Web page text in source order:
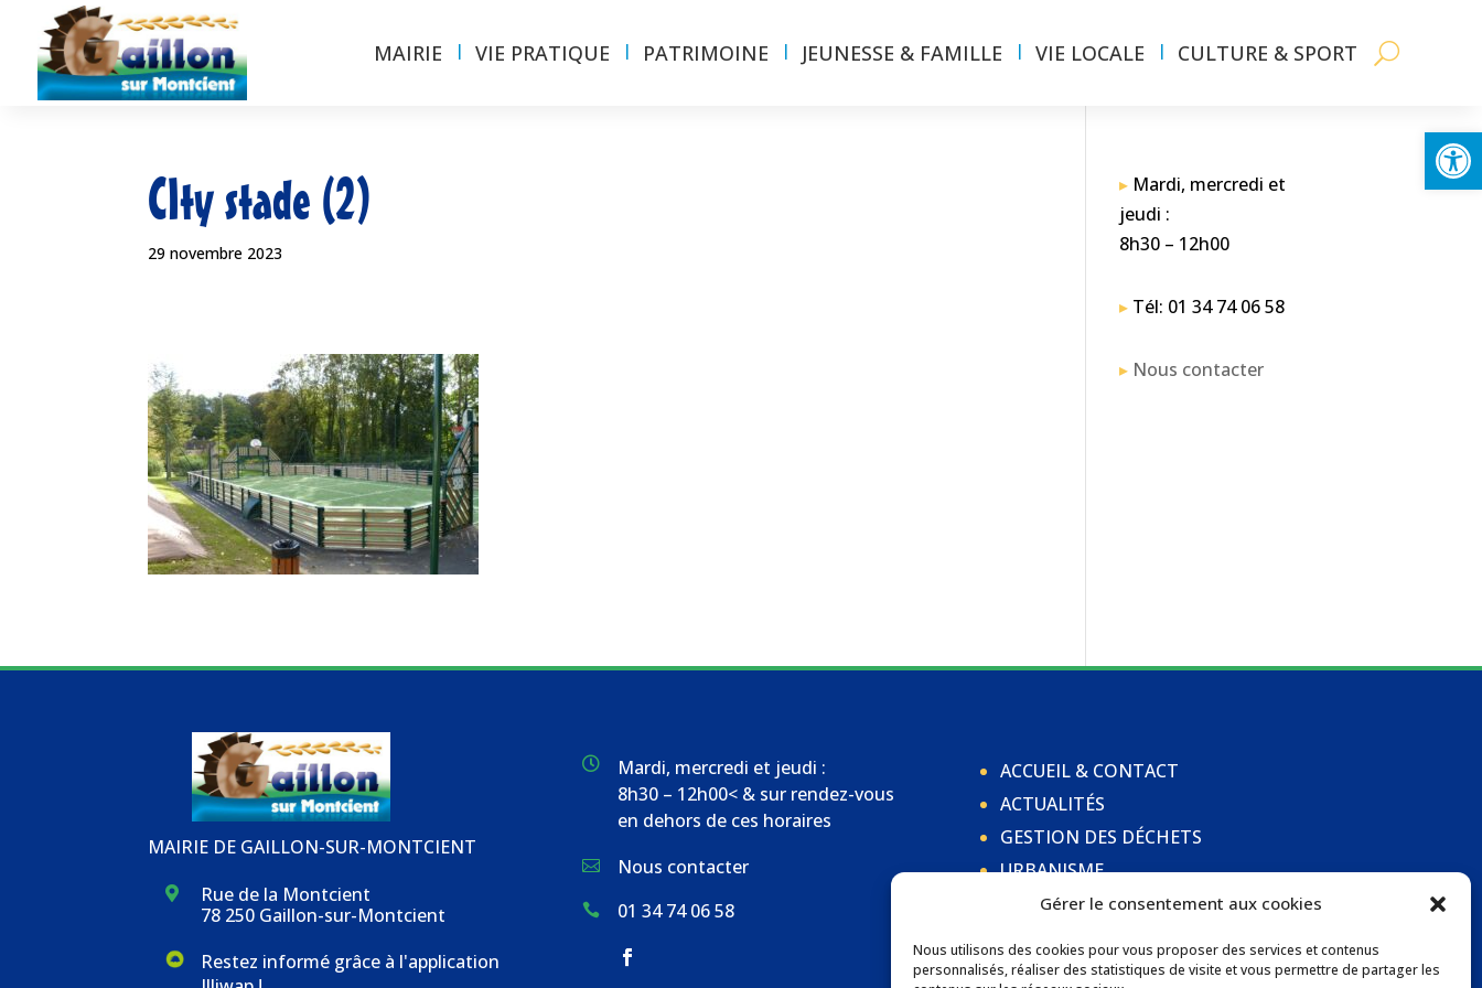
Ouvrir
Gérer le consentement aux cookies
Nous utilisons des cookies pour vous proposer des services et contenus
personnalisés, réaliser des statistiques de visite et vous permettre de partager les
MAIRIE VIE PRATIQUE PATRIMOINE JEUNESSE & FAMILLE VIE LOCALE CULTURE & SPORT
CIty stade (2)
29 novembre 2023
▸ Mardi, mercredi et
jeudi :
8h30 – 12h00
▸ Tél: 01 34 74 06 58
▸ Nous contacter
MAIRIE DE GAILLON-SUR-MONTCIENT

Rue de la Montcient
78 250 Gaillon-sur-Montcient
Restez informé grâce à l'application

Mardi, mercredi et jeudi :
8h30 – 12h00< & sur rendez-vous
en dehors de ces horaires
 Nous contacter
 01 34 74 06 58
ACCUEIL & CONTACT
ACTUALITÉS
GESTION DES DÉCHETS
URBANISME
COMMUNICATIONS DE LA MAIRIE